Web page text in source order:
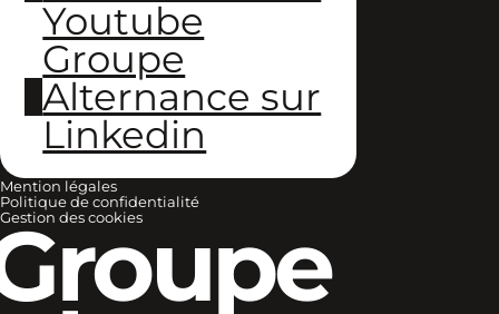
Youtube
Groupe
Alternance sur
Linkedin
Mention légales
Politique de confidentialité
Gestion des cookies